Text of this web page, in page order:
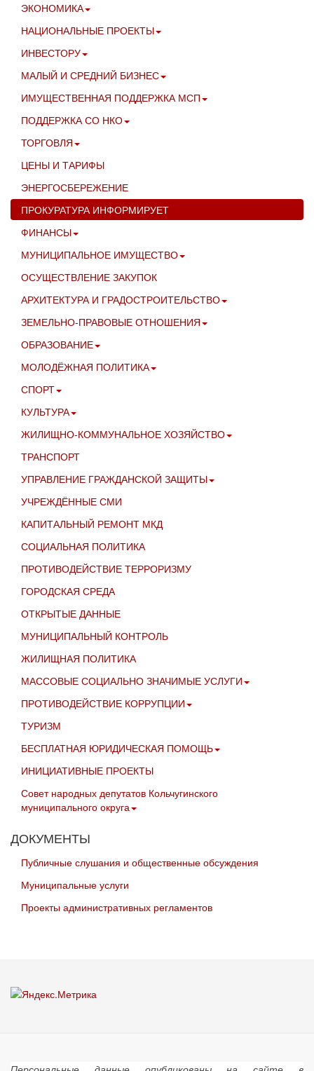
ЭКОНОМИКА
НАЦИОНАЛЬНЫЕ ПРОЕКТЫ
ИНВЕСТОРУ
МАЛЫЙ И СРЕДНИЙ БИЗНЕС
ИМУЩЕСТВЕННАЯ ПОДДЕРЖКА МСП
ПОДДЕРЖКА СО НКО
ТОРГОВЛЯ
ЦЕНЫ И ТАРИФЫ
ЭНЕРГОСБЕРЕЖЕНИЕ
ПРОКУРАТУРА ИНФОРМИРУЕТ
ФИНАНСЫ
МУНИЦИПАЛЬНОЕ ИМУЩЕСТВО
ОСУЩЕСТВЛЕНИЕ ЗАКУПОК
АРХИТЕКТУРА И ГРАДОСТРОИТЕЛЬСТВО
ЗЕМЕЛЬНО-ПРАВОВЫЕ ОТНОШЕНИЯ
ОБРАЗОВАНИЕ
МОЛОДЁЖНАЯ ПОЛИТИКА
СПОРТ
КУЛЬТУРА
ЖИЛИЩНО-КОММУНАЛЬНОЕ ХОЗЯЙСТВО
ТРАНСПОРТ
УПРАВЛЕНИЕ ГРАЖДАНСКОЙ ЗАЩИТЫ
УЧРЕЖДЁННЫЕ СМИ
КАПИТАЛЬНЫЙ РЕМОНТ МКД
СОЦИАЛЬНАЯ ПОЛИТИКА
ПРОТИВОДЕЙСТВИЕ ТЕРРОРИЗМУ
ГОРОДСКАЯ СРЕДА
ОТКРЫТЫЕ ДАННЫЕ
МУНИЦИПАЛЬНЫЙ КОНТРОЛЬ
ЖИЛИЩНАЯ ПОЛИТИКА
МАССОВЫЕ СОЦИАЛЬНО ЗНАЧИМЫЕ УСЛУГИ
ПРОТИВОДЕЙСТВИЕ КОРРУПЦИИ
ТУРИЗМ
БЕСПЛАТНАЯ ЮРИДИЧЕСКАЯ ПОМОЩЬ
ИНИЦИАТИВНЫЕ ПРОЕКТЫ
Совет народных депутатов Кольчугинского
муниципального округа
ДОКУМЕНТЫ
Публичные слушания и общественные обсуждения
Муниципальные услуги
Проекты административных регламентов